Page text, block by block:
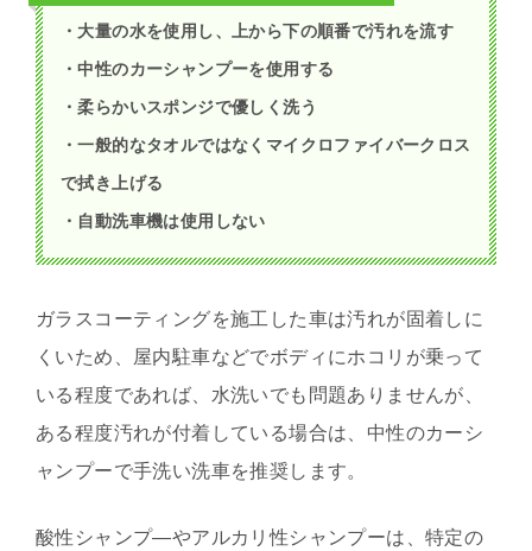
・大量の水を使用し、上から下の順番で汚れを流す
・中性のカーシャンプーを使用する
・柔らかいスポンジで優しく洗う
・一般的なタオルではなくマイクロファイバークロス
で拭き上げる
・自動洗車機は使用しない
ガラスコーティングを施工した車は汚れが固着しに
くいため、屋内駐車などでボディにホコリが乗って
いる程度であれば、水洗いでも問題ありませんが、
ある程度汚れが付着している場合は、中性のカーシ
ャンプーで手洗い洗車を推奨します。
酸性シャンプ―やアルカリ性シャンプーは、特定の